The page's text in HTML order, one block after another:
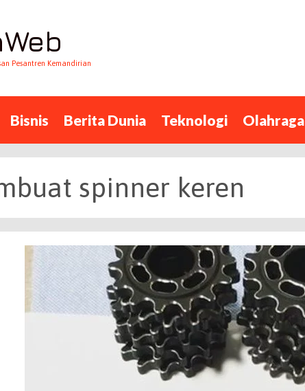
Pesantren Kemandirian
Bisnis Berita Dunia Teknologi Olahraga
spinner keren